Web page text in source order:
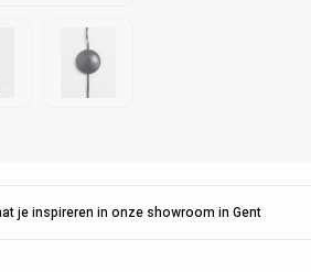
je inspireren in onze showroom in Gent